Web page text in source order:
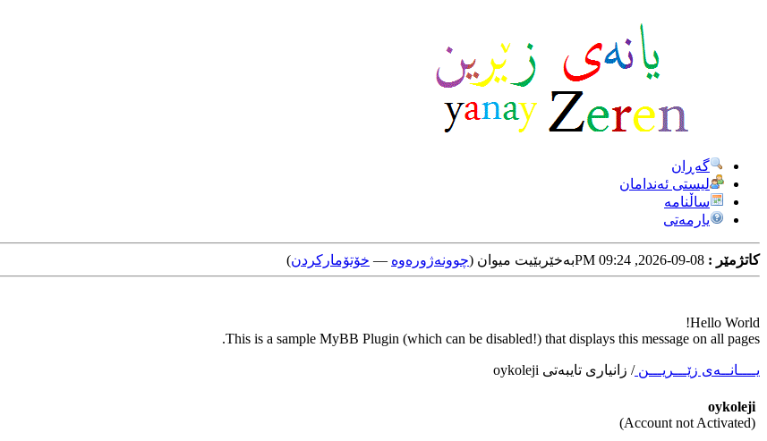
گه‌ڕان
لیستی ئه‌ندامان
ساڵنامه
یارمه‌تی
کاتژمێر : به‌خێربێیت میوان (چوونه‌ژوره‌وه‌ — خۆتۆمارکردن)
Hello World!
This is a sample MyBB Plugin (which can be disabled!) that displays this message on all pages.
یــــانــه‌ی زێـــریـــن/ زانیاری تایبه‌تی oykoleji
oykoleji
(Account not Activated)